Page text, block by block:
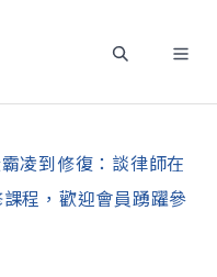
凌到修復：談律師在
程，歡迎會員踴躍參